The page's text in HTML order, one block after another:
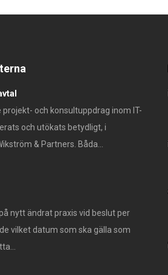
och konsultuppdrag inom IT-
och utökats betydligt, i
& Partners. Båda...
nytt ändrat praxis vid beslut per
vilket datum som ska gälla som